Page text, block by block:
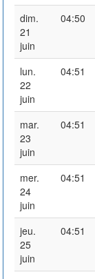
dim.
21
juin
04:50
lun.
22
juin
04:51
mar.
23
juin
04:51
mer.
24
juin
04:51
jeu.
25
juin
04:51